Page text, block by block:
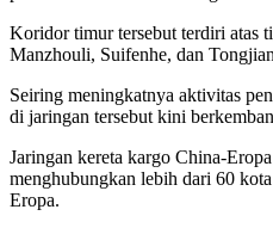
Koridor timur tersebut terdiri atas
Manzhouli, Suifenhe, dan
Seiring meningkatnya aktivitas
di jaringan tersebut kini
Jaringan kereta kargo China-
menghubungkan lebih dari 60
Eropa.